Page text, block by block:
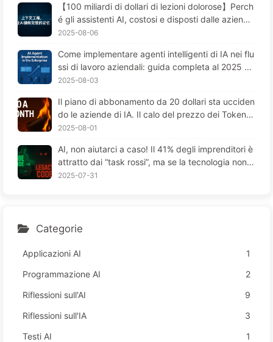
more Fuori dalla Finestra—Impara Piano Piano l'AI
170
【100 miliardi di dollari di lezioni dolorose】Perch
é gli assistenti AI, costosi e disposti dalle aziend
e, "perdono la memoria" nei momenti cruciali, me
stazioni del 90%? — Impariamo lentamente l'AI 16
9
2025-08-06
Come implementare agenti intelligenti di IA nei flu
ssi di lavoro aziendali: guida completa al 2025 —
Imparare lentamente l'IA 166
2025-08-03
Il piano di abbonamento da 20 dollari sta ucciden
do le aziende di IA. Il calo del prezzo dei Token è
un'illusione; il vero costo dell'IA è la tua avidità - I
2025-08-01
AI, non aiutarci a caso! Il 41% degli imprenditori è
attratto dai “task rossi”, ma se la tecnologia non f
unziona, i dipendenti soffrono di più—Impara lent
2025-07-31
Categorie
Applicazioni AI
1
Programmazione AI
2
Riflessioni sull'AI
9
Riflessioni sull'IA
3
Testi AI
1